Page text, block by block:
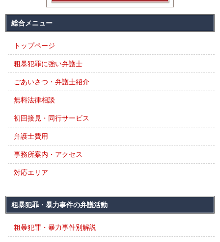
総合メニュー
トップページ
粗暴犯罪に強い弁護士
ごあいさつ・弁護士紹介
無料法律相談
初回接見・同行サービス
弁護士費用
事務所案内・アクセス
対応エリア
粗暴犯罪・暴力事件の弁護活動
粗暴犯罪・暴力事件別解説